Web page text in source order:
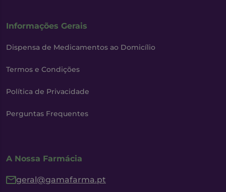
Informações Gerais
Dispensa de Medicamentos ao Domicílio
Termos e Condições
Política de Privacidade
Perguntas Frequentes
A Nossa Farmácia
geral@gamafarma.pt